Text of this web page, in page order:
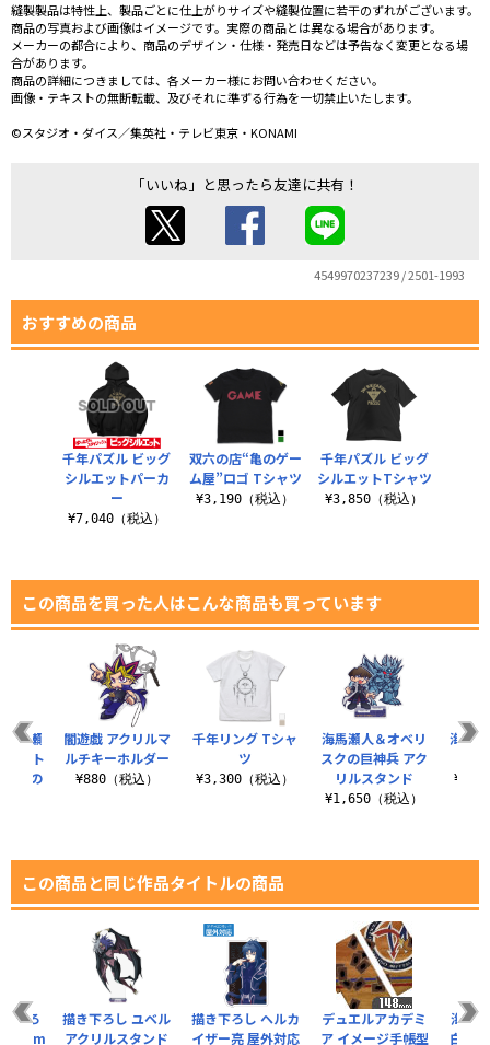
縫製製品は特性上、製品ごとに仕上がりサイズや縫製位置に若干のずれがございます。
商品の写真および画像はイメージです。実際の商品とは異なる場合があります。
メーカーの都合により、商品のデザイン・仕様・発売日などは予告なく変更となる場
合があります。
商品の詳細につきましては、各メーカー様にお問い合わせください。
画像・テキストの無断転載、及びそれに準ずる行為を一切禁止いたします。
©スタジオ・ダイス／集英社・テレビ東京・KONAMI
「いいね」と思ったら友達に共有！
4549970237239 / 2501-1993
おすすめの商品
双六の店“亀のゲー
ム屋”ロゴ Tシャツ
¥3,190（税込）
千年パズル ビッグ
シルエットTシャツ
¥3,850（税込）
千年パズル ビッグ
シルエットパーカ
ー
¥7,040（税込）
この商品を買った人はこんな商品も買っています
千年リング Tシャ
ツ
¥3,300（税込）
海馬瀬人＆オベリ
スクの巨神兵 アク
リルスタンド
¥1,650（税込）
海馬
馬瀬
スト
ドの
闇遊戯 アクリルマ
ルチキーホルダー
¥880（税込）
この商品と同じ作品タイトルの商品
描き下ろし ヘルカ
イザー亮 屋外対応
デュエルアカデミ
ア イメージ手帳型
海馬
白龍
下ろ
120cm
描き下ろし ユベル
アクリルスタンド